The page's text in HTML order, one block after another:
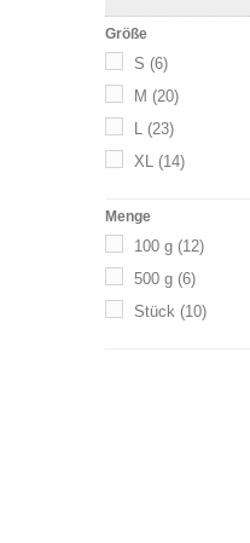
Größe
S (6)
M (20)
L (23)
XL (14)
Menge
100 g (12)
500 g (6)
Stück (10)